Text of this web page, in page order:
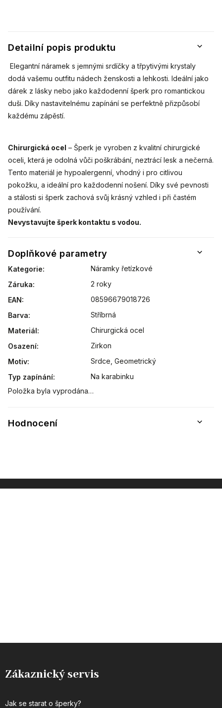
Detailní popis produktu
Elegantní náramek s jemnými srdíčky a třpytivými krystaly
dodá vašemu outfitu nádech ženskosti a lehkosti. Ideální jako
dárek z lásky nebo jako každodenní šperk pro romantickou
duši. Díky nastavitelnému zapínání se perfektně přizpůsobí
každému zápěstí.
Chirurgická ocel – Šperk je vyroben z kvalitní chirurgické
oceli, která je odolná vůči poškrábání, neztrácí lesk a nečerná.
Tento materiál je hypoalergenní, vhodný i pro citlivou
pokožku, a ideální pro každodenní nošení. Díky své pevnosti
a stálosti si šperk zachová svůj krásný vzhled i při častém
používání.
Nevystavujte šperk kontaktu s vodou.
Doplňkové parametry
Kategorie:
Náramky řetízkové
Záruka:
2 roky
EAN:
08596679018726
Barva:
Stříbrná
Materiál:
Chirurgická ocel
Osazení:
Zirkon
Motiv: Srdce Geometrický
Typ zapínání:
Na karabinku
Položka byla vyprodána…
Hodnocení
Zákaznický servis
Jak se starat o šperky?